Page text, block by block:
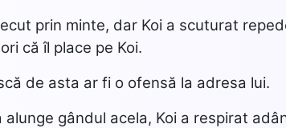
prin minte, dar Koi a scuturat
că îl place pe Koi.
de asta ar fi o ofensă la adresa lui.
alunge gândul acela, Koi a respirat